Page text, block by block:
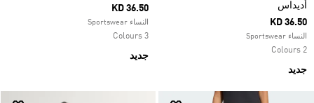
أديداس
KD 36.50
النساء Sportswear
2 Colours
جديد
KD 36.50
النساء Sportswear
3 Colours
جديد